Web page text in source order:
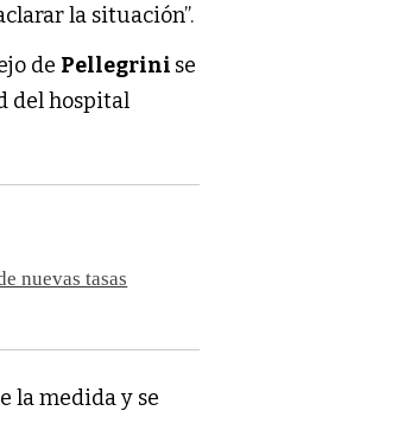
la situación”.
de Pellegrini se
del hospital
nuevas tasas
la medida y se